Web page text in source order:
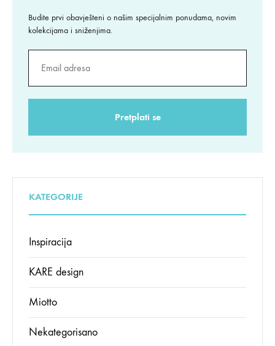
Budite prvi obavješteni o našim specijalnim ponudama, novim
kolekcijama i sniženjima.
KATEGORIJE
Inspiracija
KARE design
Miotto
Nekategorisano